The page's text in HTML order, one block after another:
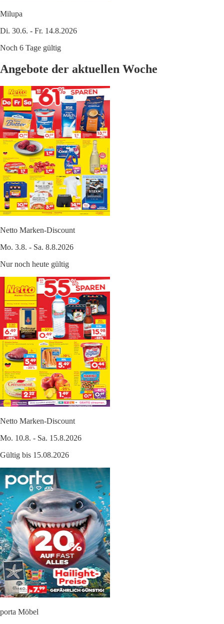
Milupa
Di. 30.6. - Fr. 14.8.2026
Noch 6 Tage gültig
Angebote der aktuellen Woche
Netto Marken-Discount
Mo. 3.8. - Sa. 8.8.2026
Nur noch heute gültig
Netto Marken-Discount
Mo. 10.8. - Sa. 15.8.2026
Gültig bis 15.08.2026
porta Möbel